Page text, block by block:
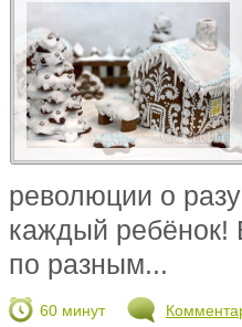
революции о
каждый ребёнок!
по разным...
60 минут